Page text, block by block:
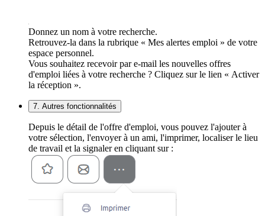
Donnez un nom à votre recherche.
Retrouvez-la dans la rubrique « Mes alertes emploi » de votre
espace personnel.
Vous souhaitez recevoir par e-mail les nouvelles offres
d'emploi liées à votre recherche ? Cliquez sur le lien « Activer
la réception ».
7. Autres fonctionnalités
Depuis le détail de l'offre d'emploi, vous pouvez l'ajouter à
votre sélection, l'envoyer à un ami, l'imprimer, localiser le lieu
de travail et la signaler en cliquant sur :